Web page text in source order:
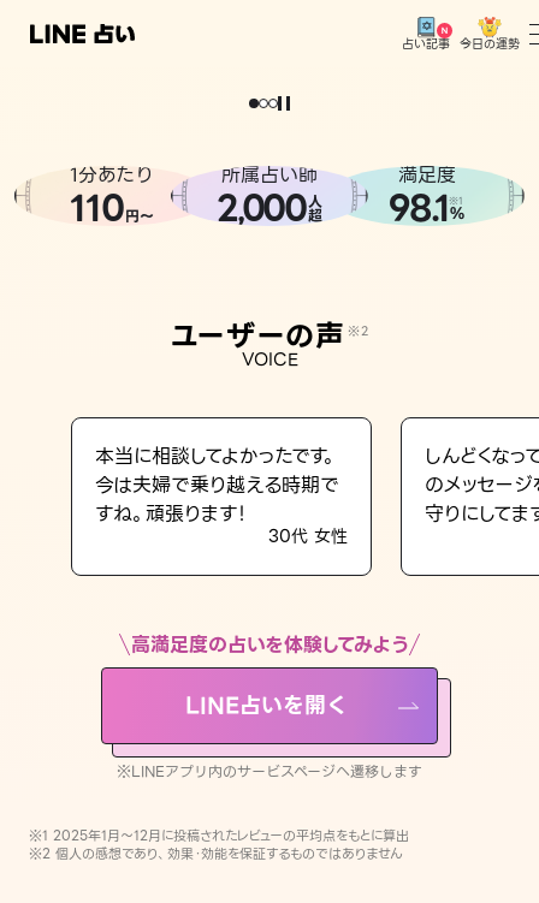
占い記事 今日の運勢
相談事例
LINE占いを開く
※LINEアプリ内のサービスページへ遷移します
どうせなら
。
1分あたり
110円〜
所属占い師
2,000人
超
満足度
98.1※1
%
ユーザーの声 ※2
VOICE
本当に相談してよかったです。
今は夫婦で乗り越える時期で
すね。頑張ります！
30代 女性
しんどくなっ
のメッセー
守りにしてま
高満足度の占いを体験してみよう
LINE占いを開く
※LINEアプリ内のサービスページへ遷移します
※1 2025年1月〜12月に投稿されたレビューの平均点をもとに算出
※2 個人の感想であり、効果・効能を保証するものではありません